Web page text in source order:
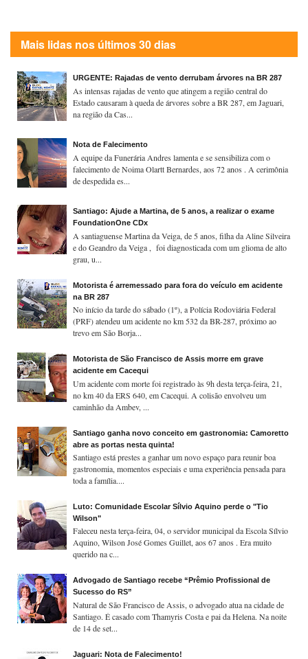
Mais lidas nos últimos 30 dias
URGENTE: Rajadas de vento derrubam árvores na BR 287
As intensas rajadas de vento que atingem a região central do
Estado causaram à queda de árvores sobre a BR 287, em Jaguari,
na região da Cas...
Nota de Falecimento
A equipe da Funerária Andres lamenta e se sensibiliza com o
falecimento de Noima Olartt Bernardes, aos 72 anos . A cerimônia
de despedida es...
Santiago: Ajude a Martina, de 5 anos, a realizar o exame
FoundationOne CDx
A santiaguense Martina da Veiga, de 5 anos, filha da Aline Silveira
e do Geandro da Veiga , foi diagnosticada com um glioma de alto
grau, u...
Motorista é arremessado para fora do veículo em acidente
na BR 287
No início da tarde do sábado (1º), a Polícia Rodoviária Federal
(PRF) atendeu um acidente no km 532 da BR-287, próximo ao
trevo em São Borja...
Motorista de São Francisco de Assis morre em grave
acidente em Cacequi
Um acidente com morte foi registrado às 9h desta terça-feira, 21,
no km 40 da ERS 640, em Cacequi. A colisão envolveu um
caminhão da Ambev, ...
Santiago ganha novo conceito em gastronomia: Camoretto
abre as portas nesta quinta!
Santiago está prestes a ganhar um novo espaço para reunir boa
gastronomia, momentos especiais e uma experiência pensada para
toda a família....
Luto: Comunidade Escolar Sílvio Aquino perde o "Tio
Wilson"
Faleceu nesta terça-feira, 04, o servidor municipal da Escola Sílvio
Aquino, Wilson José Gomes Guillet, aos 67 anos . Era muito
querido na c...
Advogado de Santiago recebe “Prêmio Profissional de
Sucesso do RS”
Natural de São Francisco de Assis, o advogado atua na cidade de
Santiago. É casado com Thamyris Costa e pai da Helena. Na noite
de 14 de set...
Jaguari: Nota de Falecimento!